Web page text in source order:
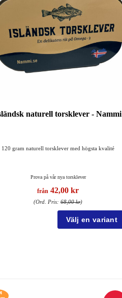
naturell torsklever - Nammi
120 gram naturell torsklever med högsta kvalité
Prova på vår nya torsklever
från 42,00 kr
(Ord. Pris:68,00 kr)